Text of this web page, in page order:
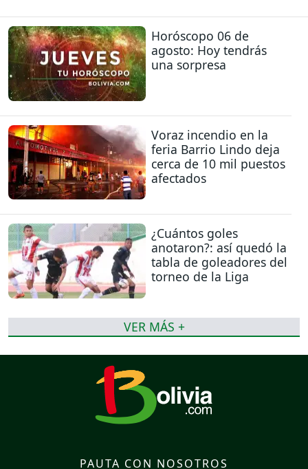
Horóscopo 06 de
agosto: Hoy tendrás
una sorpresa
Voraz incendio en la
feria Barrio Lindo deja
cerca de 10 mil puestos
afectados
¿Cuántos goles
anotaron?: así quedó la
tabla de goleadores del
torneo de la Liga
VER MÁS +
PAUTA CON NOSOTROS